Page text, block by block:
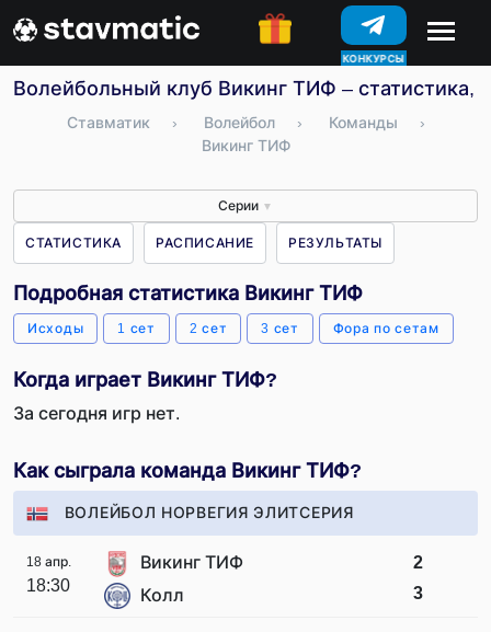
КОНКУРСЫ
Волейбольный клуб Викинг ТИФ – статистика,
Ставматик › Волейбол › Команды
›
Викинг ТИФ
Серии ▼
СТАТИСТИКА РАСПИСАНИЕ РЕЗУЛЬТАТЫ
Подробная статистика Викинг ТИФ
Исходы 1 сет 2 сет 3 сет Фора по сетам
Когда играет Викинг ТИФ?
За сегодня игр нет.
Как сыграла команда Викинг ТИФ?
ВОЛЕЙБОЛ НОРВЕГИЯ ЭЛИТСЕРИЯ
18 апр.
18:30
Викинг ТИФ
Колл
2
3